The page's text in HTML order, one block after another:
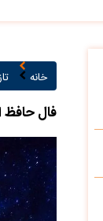
خانه
فال حافظ